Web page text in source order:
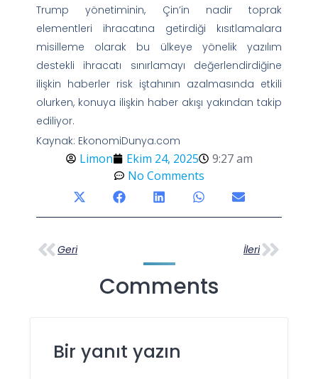
Trump yönetiminin, Çin’in nadir toprak
elementleri ihracatına getirdiği kısıtlamalara
misilleme olarak bu ülkeye yönelik yazılım
destekli ihracatı sınırlamayı değerlendirdiğine
ilişkin haberler risk iştahının azalmasında etkili
olurken, konuya ilişkin haber akışı yakından takip
ediliyor.
Kaynak: EkonomiDunya.com
Limon Ekim 24, 2025
9:27 am
No Comments
Geri İleri
Comments
Bir yanıt yazın